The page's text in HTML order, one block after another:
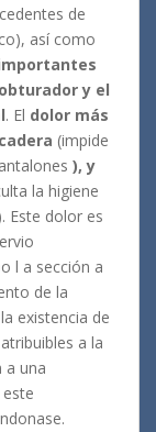
de
así como
y el
. El dolor más
(impide
), y
la higiene
Este dolor es
l a sección a
de la
existencia de
a la
a una